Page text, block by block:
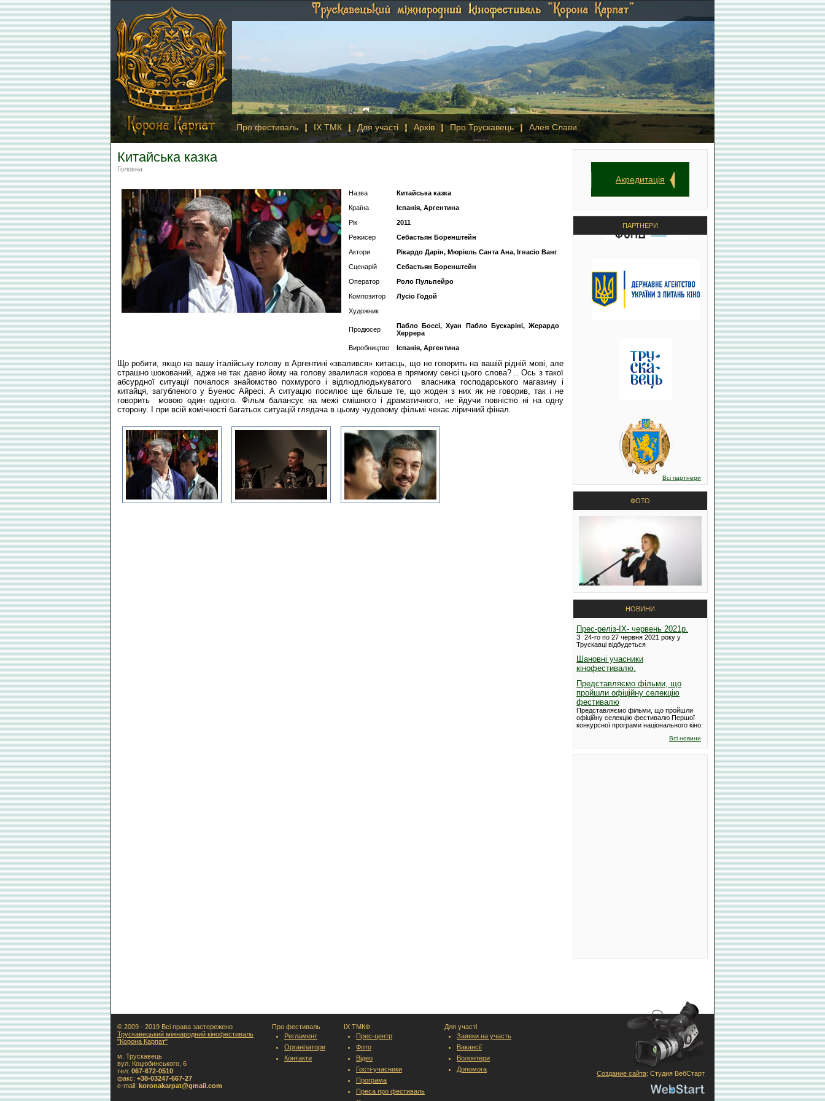
Про фестиваль IX ТМК Для участі Архів Про Трускавець Алея Слави
Акредитація
ПАРТНЕРИ
Всі партнери
ФОТО
НОВИНИ
Прес-реліз-IX- червень 2021р.
З 24-го по 27 червня 2021 року у
Трускавці відбудеться
Шановні учасники
кінофестивалю.
Представляємо фільми, що
пройшли офіційну селекцію
фестивалю
Представляємо фільми, що пройшли
офіційну селекцію фестивалю Першої
конкурсної програми національного кіно:
Всі новини
Китайська казка
Головна
Назва
Китайська казка
Країна
Іспанія, Аргентина
Рік
2011
Режисер
Себастьян Боренштейн
Актори
Рікардо Дарін, Мюріель Санта Ана, Ігнасіо Ванг
Сценарій
Себастьян Боренштейн
Оператор
Роло Пульпейро
Композитор
Лусіо Годой
Художник
Продюсер
Пабло Боссі, Хуан Пабло Бускаріні, Жерардо
Херрера
Виробництво
Іспанія, Аргентина
Що робити, якщо на вашу італійську голову в Аргентині «звалився» китаєць, що не говорить на вашій рідній мові, але
страшно шокований, адже не так давно йому на голову звалилася корова в прямому сенсі цього слова? .. Ось з такої
абсурдної ситуації почалося знайомство похмурого і відлюдлюдькуватого власника господарського магазину і
китайця, загубленого у Буенос Айресі. А ситуацію посилює ще більше те, що жоден з них як не говорив, так і не
говорить мовою один одного. Фільм балансує на межі смішного і драматичного, не йдучи повністю ні на одну
сторону. І при всій комічності багатьох ситуацій глядача в цьому чудовому фільмі чекає ліричний фінал.
© 2009 - 2019 Всі права застережено
Трускавецький міжнародний кінофестиваль
"Корона Карпат"
м. Трускавець
вул. Коцюбинського, 6
тел: 067-672-0510
факс: +38-03247-667-27
e-mail: koronakarpat@gmail.com
Про фестиваль
Регламент
Організатори
Контакти
IX ТМКФ
Прес-центр
Фото
Відео
Гості-учасники
Програма
Преса про фестиваль
Для участі
Заявки на участь
Вакансії
Волонтери
Допомога
Создание сайта: Студия ВебСтарт